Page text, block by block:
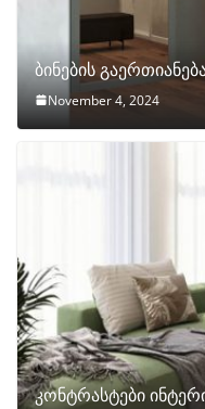
ბინების
November 4, 2024
კონტრასტები